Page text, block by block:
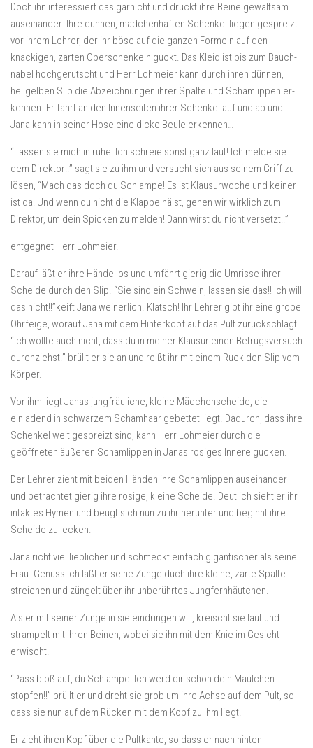
Doch ihn interessiert das garnicht und drückt ihre Beine gewaltsam
auseinander. Ihre dünnen, mädchenhaften Schenkel liegen gespreizt
vor ihrem Lehrer, der ihr böse auf die ganzen Formeln auf den
knackigen, zarten Oberschenkeln guckt. Das Kleid ist bis zum Bauch-
nabel hochgerutscht und Herr Lohmeier kann durch ihren dünnen,
hellgelben Slip die Abzeichnungen ihrer Spalte und Schamlippen er-
kennen. Er fährt an den Innenseiten ihrer Schenkel auf und ab und
Jana kann in seiner Hose eine dicke Beule erkennen…
“Lassen sie mich in ruhe! Ich schreie sonst ganz laut! Ich melde sie
dem Direktor!!” sagt sie zu ihm und versucht sich aus seinem Griff zu
lösen, “Mach das doch du Schlampe! Es ist Klausurwoche und keiner
ist da! Und wenn du nicht die Klappe hälst, gehen wir wirklich zum
Direktor, um dein Spicken zu melden! Dann wirst du nicht versetzt!!”
entgegnet Herr Lohmeier.
Darauf läßt er ihre Hände los und umfährt gierig die Umrisse ihrer
Scheide durch den Slip. “Sie sind ein Schwein, lassen sie das!! Ich will
das nicht!!”keift Jana weinerlich. Klatsch! Ihr Lehrer gibt ihr eine grobe
Ohrfeige, worauf Jana mit dem Hinterkopf auf das Pult zurückschlägt.
“Ich wollte auch nicht, dass du in meiner Klausur einen Betrugsversuch
durchziehst!” brüllt er sie an und reißt ihr mit einem Ruck den Slip vom
Körper.
Vor ihm liegt Janas jungfräuliche, kleine Mädchenscheide, die
einladend in schwarzem Schamhaar gebettet liegt. Dadurch, dass ihre
Schenkel weit gespreizt sind, kann Herr Lohmeier durch die
geöffneten äußeren Schamlippen in Janas rosiges Innere gucken.
Der Lehrer zieht mit beiden Händen ihre Schamlippen auseinander
und betrachtet gierig ihre rosige, kleine Scheide. Deutlich sieht er ihr
intaktes Hymen und beugt sich nun zu ihr herunter und beginnt ihre
Scheide zu lecken.
Jana richt viel lieblicher und schmeckt einfach gigantischer als seine
Frau. Genüsslich läßt er seine Zunge duch ihre kleine, zarte Spalte
streichen und züngelt über ihr unberührtes Jungfernhäutchen.
Als er mit seiner Zunge in sie eindringen will, kreischt sie laut und
strampelt mit ihren Beinen, wobei sie ihn mit dem Knie im Gesicht
erwischt.
“Pass bloß auf, du Schlampe! Ich werd dir schon dein Mäulchen
stopfen!!” brüllt er und dreht sie grob um ihre Achse auf dem Pult, so
dass sie nun auf dem Rücken mit dem Kopf zu ihm liegt.
Er zieht ihren Kopf über die Pultkante, so dass er nach hinten